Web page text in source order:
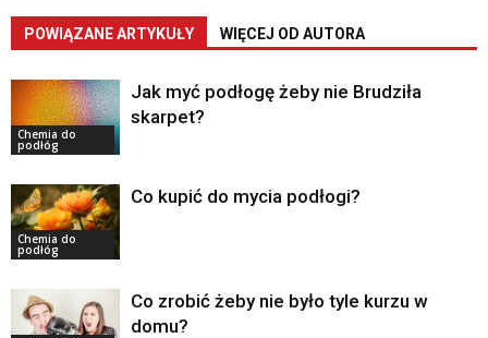
POWIĄZANE ARTYKUŁY WIĘCEJ OD AUTORA
Chemia do
podłóg
Jak myć podłogę żeby nie Brudziła
skarpet?
Chemia do
podłóg
Co kupić do mycia podłogi?
Co zrobić żeby nie było tyle kurzu w
domu?